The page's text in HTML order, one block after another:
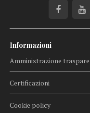
Informazioni
Amministrazione
Certificazioni
Cookie policy